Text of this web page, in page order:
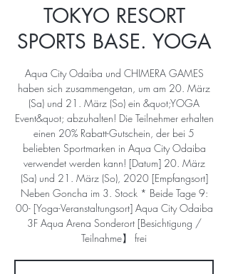
TOKYO RESORT
SPORTS BASE. YOGA
Aqua City Odaiba und CHIMERA GAMES
haben sich zusammengetan, um am 20. März
(Sa) und 21. März (So) ein &quot;YOGA
Event&quot; abzuhalten! Die Teilnehmer erhalten
einen 20% Rabatt-Gutschein, der bei 5
beliebten Sportmarken in Aqua City Odaiba
verwendet werden kann! [Datum] 20. März
(Sa) und 21. März (So), 2020 [Empfangsort]
Neben Goncha im 3. Stock * Beide Tage 9:
00- [Yoga-Veranstaltungsort] Aqua City Odaiba
3F Aqua Arena Sonderort [Besichtigung /
Teilnahme】 frei